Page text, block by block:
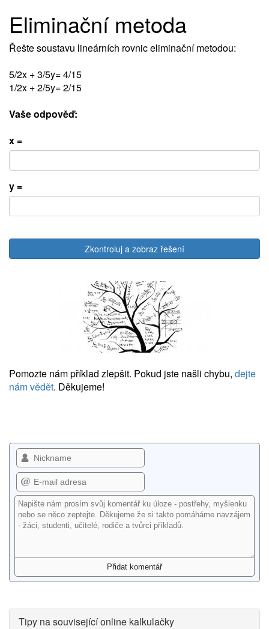
Eliminační metoda
Řešte soustavu lineárních rovnic eliminační metodou:
5/2x + 3/5y= 4/15
1/2x + 2/5y= 2/15
Vaše odpověď:
x =
y =
Zkontroluj a zobraz řešení
Pomozte nám příklad zlepšit. Pokud jste našli chybu, dejte
nám vědět. Děkujeme!
Tipy na související online kalkulačky